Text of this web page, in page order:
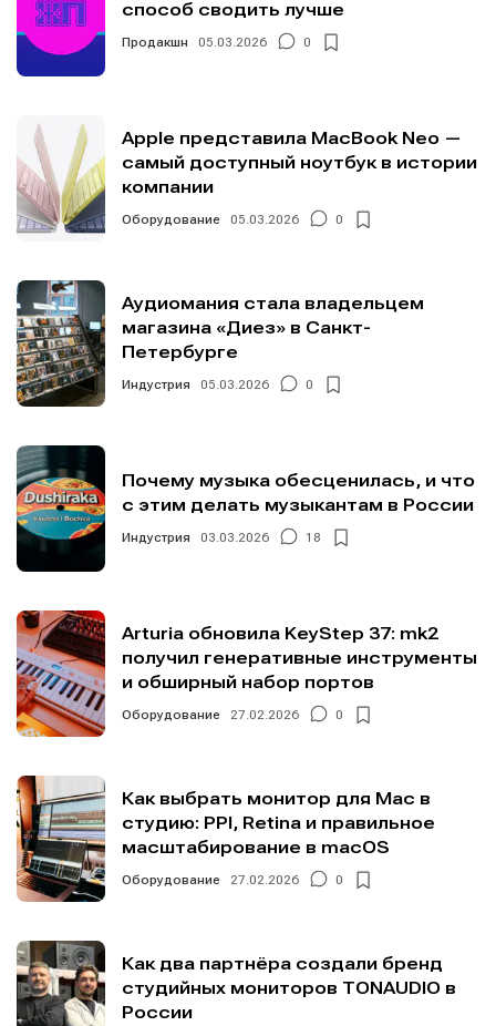
способ сводить лучше
Продакшн 05.03.2026 0
Apple представила MacBook Neo —
самый доступный ноутбук в истории
компании
Оборудование 05.03.2026 0
Аудиомания стала владельцем
магазина «Диез» в Санкт-
Петербурге
Индустрия 05.03.2026 0
Почему музыка обесценилась, и что
с этим делать музыкантам в России
Индустрия 03.03.2026 18
Arturia обновила KeyStep 37: mk2
получил генеративные инструменты
и обширный набор портов
Оборудование 27.02.2026 0
Как выбрать монитор для Mac в
студию: PPI, Retina и правильное
масштабирование в macOS
Оборудование 27.02.2026 0
Как два партнёра создали бренд
студийных мониторов TONAUDIO в
России